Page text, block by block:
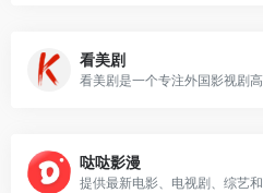
看美剧
看美剧是一个专注外国影视剧
哒哒影漫
提供最新电影、电视剧、综艺